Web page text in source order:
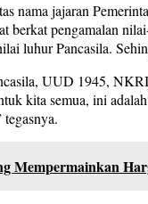
nama jajaran
pengamalan
luhur Pancasila.
UUD 1945,
kita semua, ini
Mempermainkan